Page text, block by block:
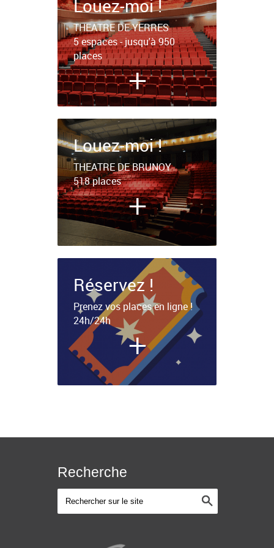
Louez-moi !
THEATRE DE YERRES
5 espaces - jusqu'à 950
places
+
Louez-moi !
THEATRE DE BRUNOY
518 places
+
Réservez !
Prenez vos places en ligne !
24h/24h
+
Recherche